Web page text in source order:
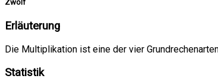
Zwölf
Erläuterung
Die Multiplikation ist eine der vier
Statistik